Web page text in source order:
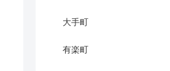
大手町
有楽町